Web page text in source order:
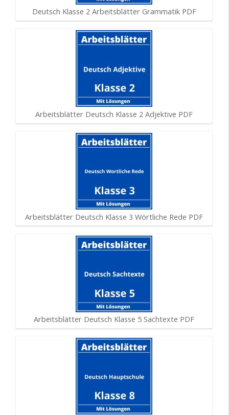
Deutsch Klasse 2 Arbeitsblätter Grammatik PDF
Arbeitsblätter Deutsch Klasse 2 Adjektive PDF
Arbeitsblätter Deutsch Klasse 3 Wörtliche Rede PDF
Arbeitsblätter Deutsch Klasse 5 Sachtexte PDF